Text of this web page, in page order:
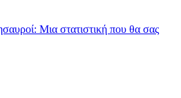
Μια στατιστική που θα σας